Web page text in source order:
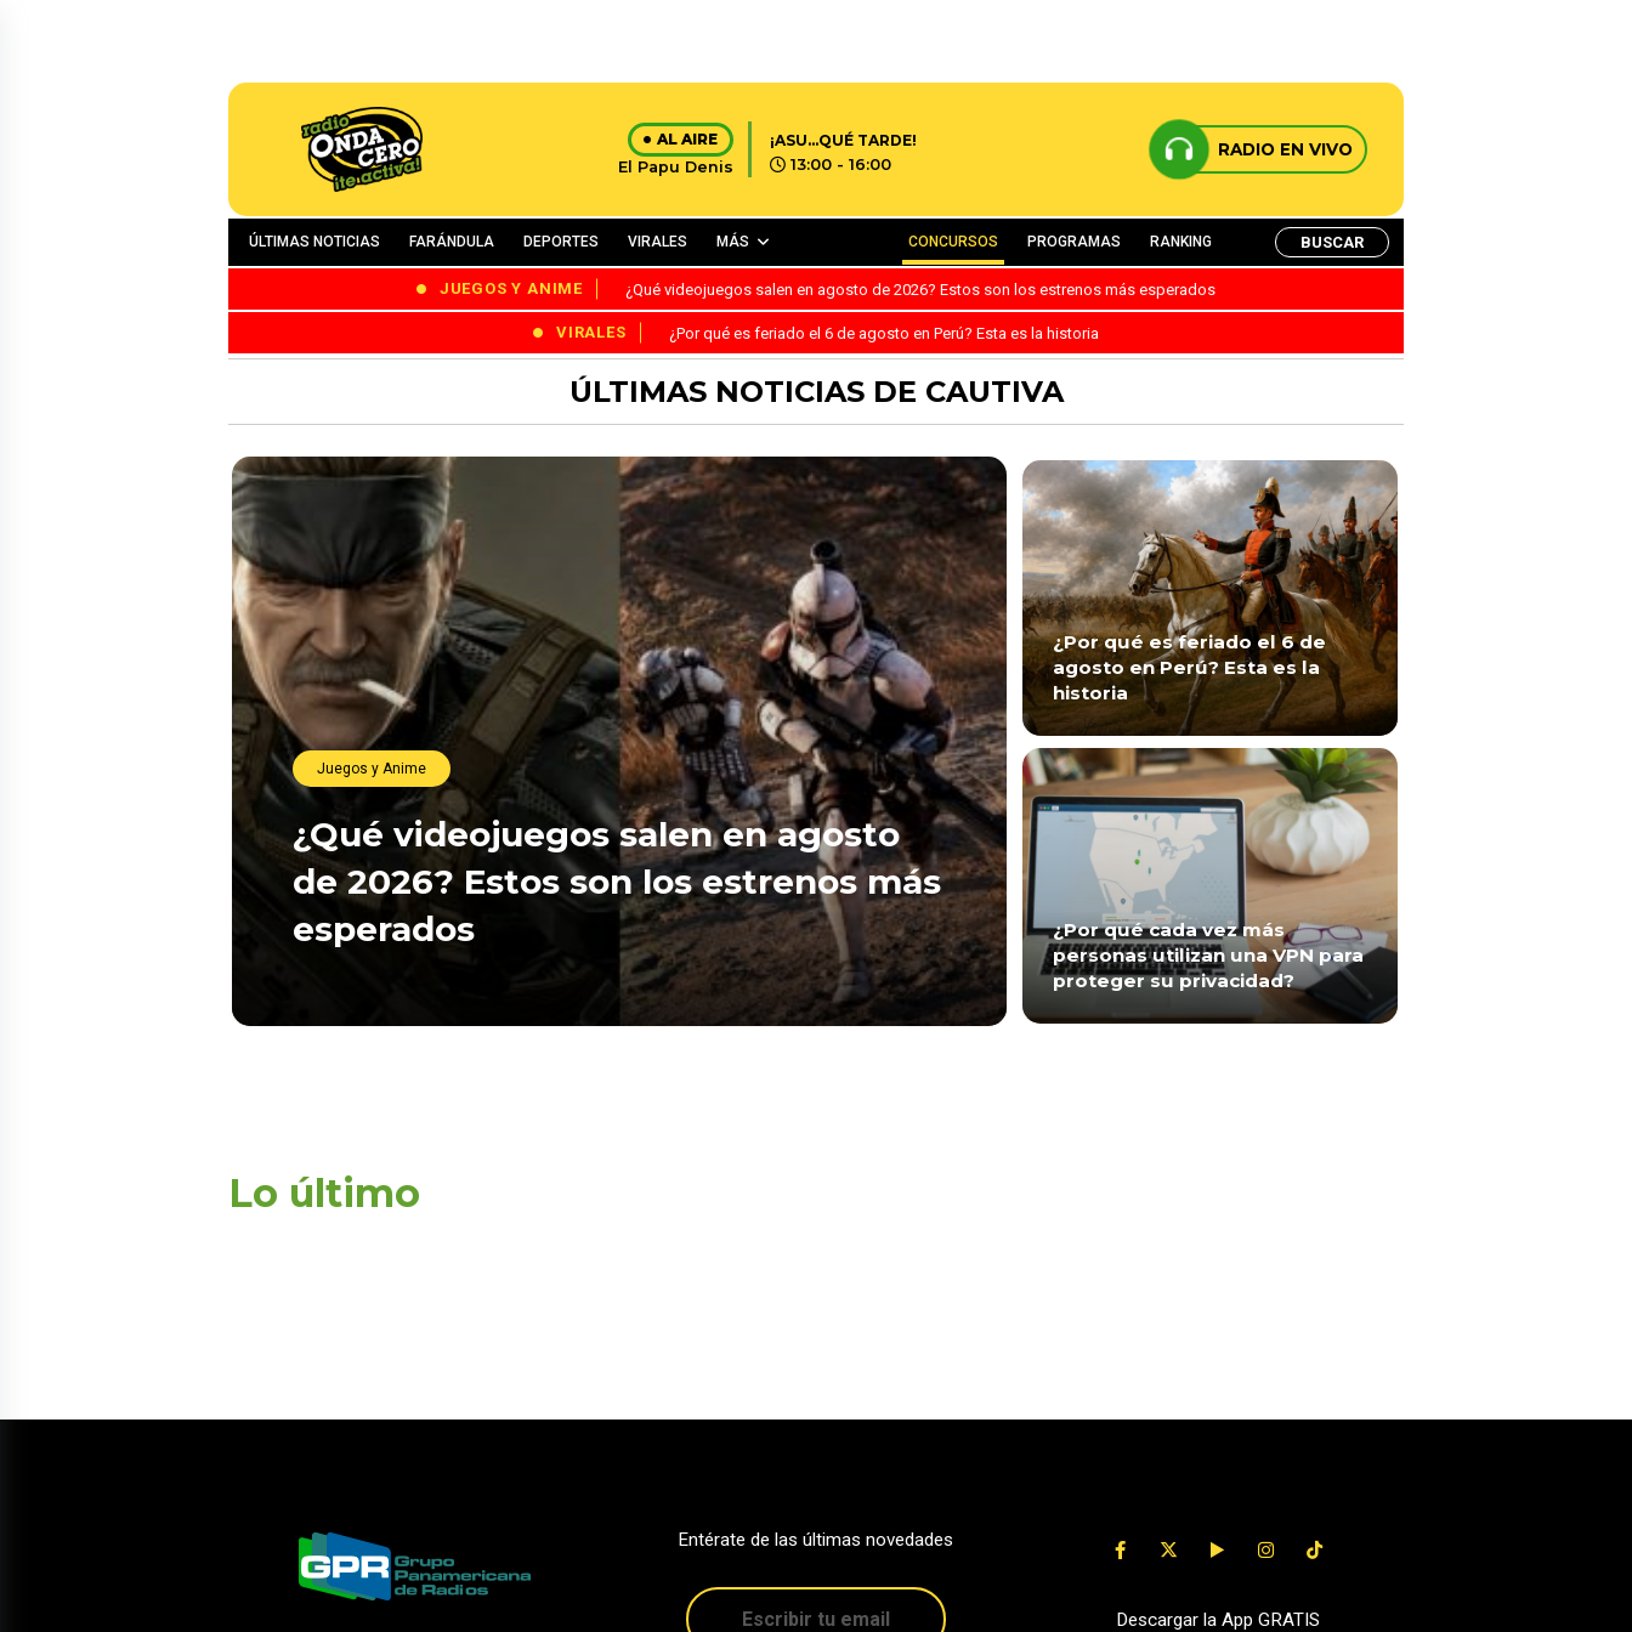
AL AIRE
El Papu Denis
¡ASU...QUÉ TARDE!
13:00 - 16:00
RADIO EN VIVO
ÚLTIMAS NOTICIAS FARÁNDULA DEPORTES VIRALES MÁS CONCURSOS PROGRAMAS RANKING BUSCAR
JUEGOS Y ANIME ¿Qué videojuegos salen en agosto de 2026? Estos son los estrenos más esperados
VIRALES ¿Por qué es feriado el 6 de agosto en Perú? Esta es la historia
ÚLTIMAS NOTICIAS DE CAUTIVA
Juegos y Anime
¿Qué videojuegos salen en agosto
de 2026? Estos son los estrenos más
esperados
¿Por qué es feriado el 6 de
agosto en Perú? Esta es la
historia
¿Por qué cada vez más
personas utilizan una VPN para
proteger su privacidad?
Lo último
Entérate de las últimas novedades
Descargar la App GRATIS